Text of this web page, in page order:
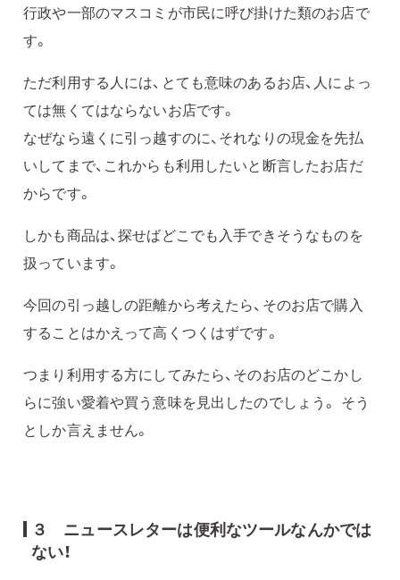
行政や一部のマスコミが市民に呼び掛けた類のお店で
す。
ただ利用する人には、とても意味のあるお店、人によっ
ては無くてはならないお店です。
なぜなら遠くに引っ越すのに、それなりの現金を先払
いしてまで、これからも利用したいと断言したお店だ
からです。
しかも商品は、探せばどこでも入手できそうなものを
扱っています。
今回の引っ越しの距離から考えたら、そのお店で購入
することはかえって高くつくはずです。
つまり利用する方にしてみたら、そのお店のどこかし
らに強い愛着や買う意味を見出したのでしょう。 そう
としか言えません。
３ ニュースレターは便利なツールなんかでは
ない！